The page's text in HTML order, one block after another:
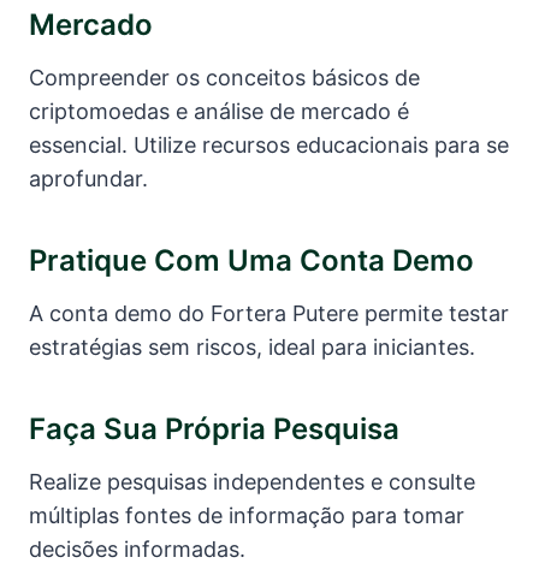
Mercado
Compreender os conceitos básicos de
criptomoedas e análise de mercado é
essencial. Utilize recursos educacionais para se
aprofundar.
Pratique Com Uma Conta Demo
A conta demo do Fortera Putere permite testar
estratégias sem riscos, ideal para iniciantes.
Faça Sua Própria Pesquisa
Realize pesquisas independentes e consulte
múltiplas fontes de informação para tomar
decisões informadas.